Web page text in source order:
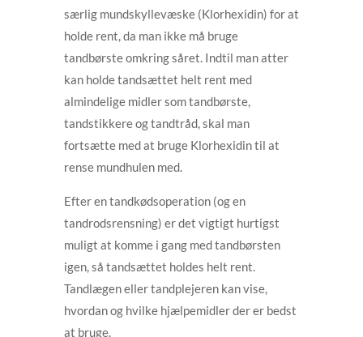
særlig mundskyllevæske (Klorhexidin) for at
holde rent, da man ikke må bruge
tandbørste omkring såret. Indtil man atter
kan holde tandsættet helt rent med
almindelige midler som tandbørste,
tandstikkere og tandtråd, skal man
fortsætte med at bruge Klorhexidin til at
rense mundhulen med.
Efter en tandkødsoperation (og en
tandrodsrensning) er det vigtigt hurtigst
muligt at komme i gang med tandbørsten
igen, så tandsættet holdes helt rent.
Tandlægen eller tandplejeren kan vise,
hvordan og hvilke hjælpemidler der er bedst
at bruge.